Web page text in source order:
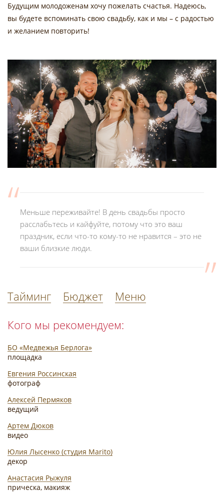
Будущим молодоженам хочу пожелать счастья. Надеюсь,
вы будете вспоминать свою свадьбу, как и мы – с радостью
и желанием повторить!
Меньше переживайте! В день свадьбы просто
расслабьтесь и кайфуйте, потому что это ваш
праздник, если что-то кому-то не нравится – это не
ваши близкие люди.
Тайминг Бюджет
Меню
Кого мы рекомендуем:
БО «Медвежья Берлога»
площадка
Евгения Россинская
фотограф
Алексей Пермяков
ведущий
Артем Дюков
видео
Юлия Лысенко (студия Marito)
декор
Анастасия Рыжуля
прическа, макияж